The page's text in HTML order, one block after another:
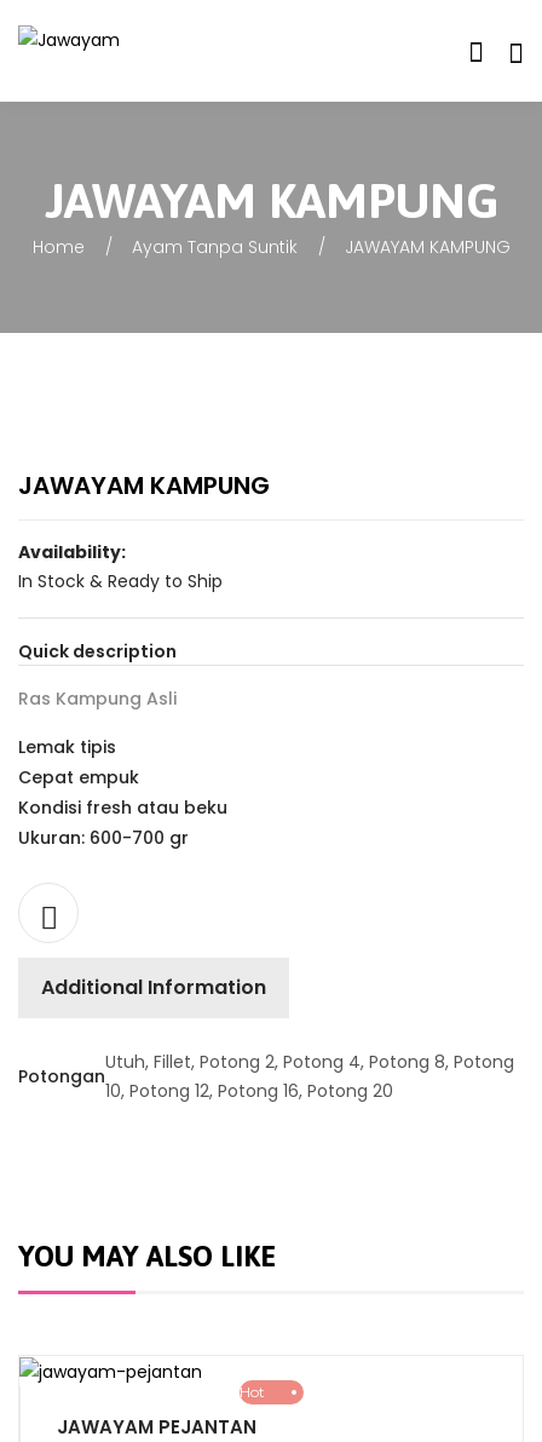
JAWAYAM KAMPUNG
Home Ayam Tanpa Suntik JAWAYAM KAMPUNG
JAWAYAM KAMPUNG
Availability:
In Stock & Ready to Ship
Quick description
Ras Kampung Asli
Lemak tipis
Cepat empuk
Kondisi fresh atau beku
Ukuran: 600-700 gr
Additional Information
Potongan
Utuh, Fillet, Potong 2, Potong 4, Potong 8, Potong
10, Potong 12, Potong 16, Potong 20
YOU MAY ALSO LIKE
Hot
JAWAYAM PEJANTAN